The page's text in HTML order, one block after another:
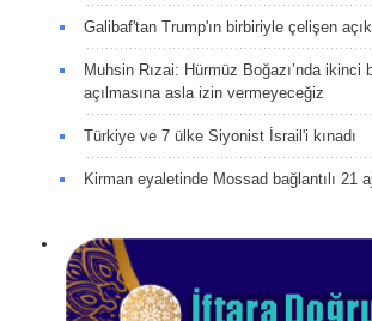
Galibaf'tan Trump'ın birbiriyle çelişen
Muhsin Rızai: Hürmüz Boğazı’nda ikinci
açılmasına asla izin vermeyeceğiz
Türkiye ve 7 ülke Siyonist İsrail'i kınadı
Kirman eyaletinde Mossad bağlantılı 21